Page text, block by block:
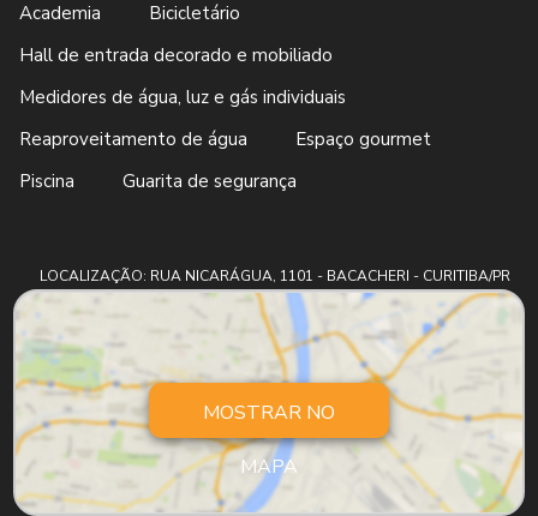
Academia
Bicicletário
Hall de entrada decorado e mobiliado
Medidores de água, luz e gás individuais
Reaproveitamento de água
Espaço gourmet
Piscina
Guarita de segurança
LOCALIZAÇÃO: RUA NICARÁGUA, 1101 - BACACHERI - CURITIBA/PR
MOSTRAR NO
MAPA